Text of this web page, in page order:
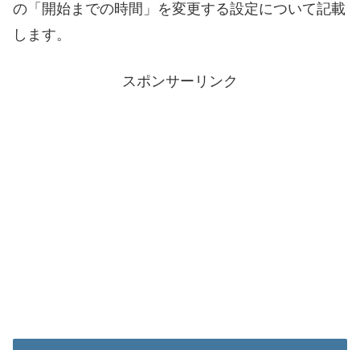
の「開始までの時間」を変更する設定について記載
します。
スポンサーリンク